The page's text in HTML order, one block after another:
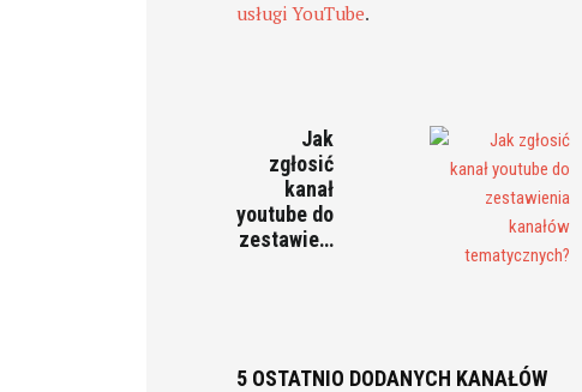
usługi YouTube.
Jak
zgłosić
kanał
youtube do
zestawie…
5 OSTATNIO DODANYCH KANAŁÓW